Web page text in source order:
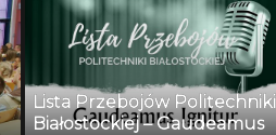
Lista Przebojów Politechniki
Białostockiej – Gaudeamus